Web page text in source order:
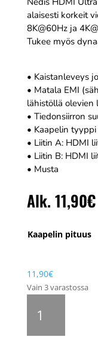
alaisesti korkeit
8K@60Hz ja
Tukee myös
• Kaistanleveys
• Matala EMI
lähistöllä olevien
• Tiedonsiirron
• Kaapelin
• Liitin A: HDMI
• Liitin B: HDMI
• Musta
Alk. 11,90€
Kaapelin pituus
11,90€
Vain 3 varastossa
HDMI-